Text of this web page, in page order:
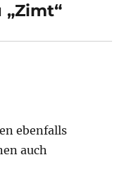
„Zimt“
ebenfalls
auch